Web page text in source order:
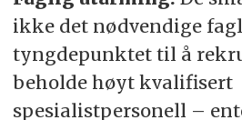
ikke det nødvendige
tyngdepunktet til å
beholde høyt kvalifisert
spesialistpersonell –